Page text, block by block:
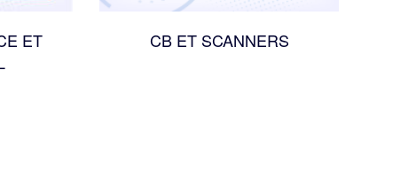
ET
CB ET SCANNERS